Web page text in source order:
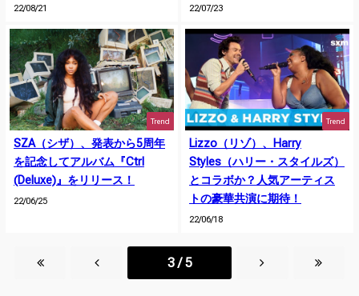
22/08/21 22/07/23
Trend
SZA（シザ）、発表から5周年
を記念してアルバム『Ctrl
(Deluxe)』をリリース！
22/06/25
Trend
Lizzo（リゾ）、Harry
Styles（ハリー・スタイルズ）
とコラボか？人気アーティス
トの豪華共演に期待！
22/06/18
3 / 5